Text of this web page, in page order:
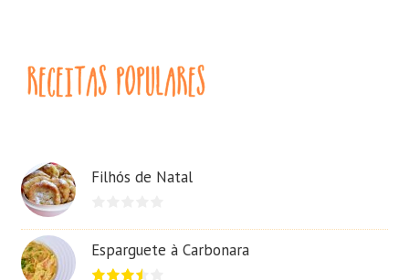
Filhós de Natal
Esparguete à Carbonara